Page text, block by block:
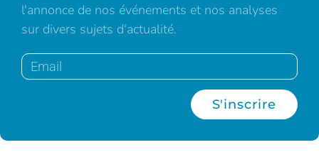
l'annonce de nos événements et nos analyses
sur divers sujets d'actualité.
S'inscrire